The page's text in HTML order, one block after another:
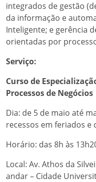
integrados de gestão
da informação e
Inteligente; e gerência
orientadas por
Serviço:
Curso de
Processos de Negócios
Dia: de 5 de maio até
recessos em feriados e
Horário: das 8h às
Local: Av. Athos da
andar – Cidade